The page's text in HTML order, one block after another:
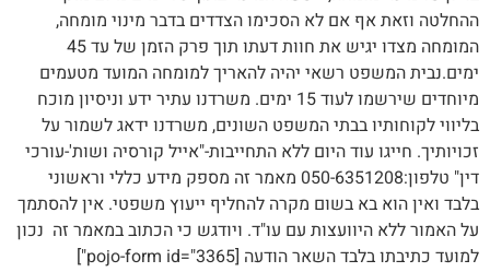
ההחלטה וזאת אף אם לא הסכימו הצדדים בדבר מינוי מומחה,
המומחה מצדו יגיש את חוות דעתו תוך פרק הזמן של עד 45
ימים.נבית המשפט רשאי יהיה להאריך למומחה המועד מטעמים
מיוחדים שירשמו לעוד 15 ימים. משרדנו עתיר ידע וניסיון מוכח
בליווי לקוחותיו בבתי המשפט השונים, משרדנו ידאג לשמור על
זכויותיך. חייגו עוד היום ללא התחייבות-"אייל קורסיה ושות'-עורכי
דין" טלפון:050-6351208 מאמר זה מספק מידע כללי וראשוני
בלבד ואין הוא בא בשום מקרה להחליף ייעוץ משפטי. אין להסתמך
על האמור ללא היוועצות עם עו"ד. ויודגש כי הכתוב במאמר זה נכון
למועד כתיבתו בלבד השאר הודעה [pojo-form id="3365"]